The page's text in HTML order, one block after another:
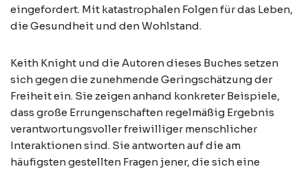
eingefordert. Mit katastrophalen Folgen für das Leben,
die Gesundheit und den Wohlstand.
Keith Knight und die Autoren dieses Buches setzen
sich gegen die zunehmende Geringschätzung der
Freiheit ein. Sie zeigen anhand konkreter Beispiele,
dass große Errungenschaften regelmäßig Ergebnis
verantwortungsvoller freiwilliger menschlicher
Interaktionen sind. Sie antworten auf die am
häufigsten gestellten Fragen jener, die sich eine